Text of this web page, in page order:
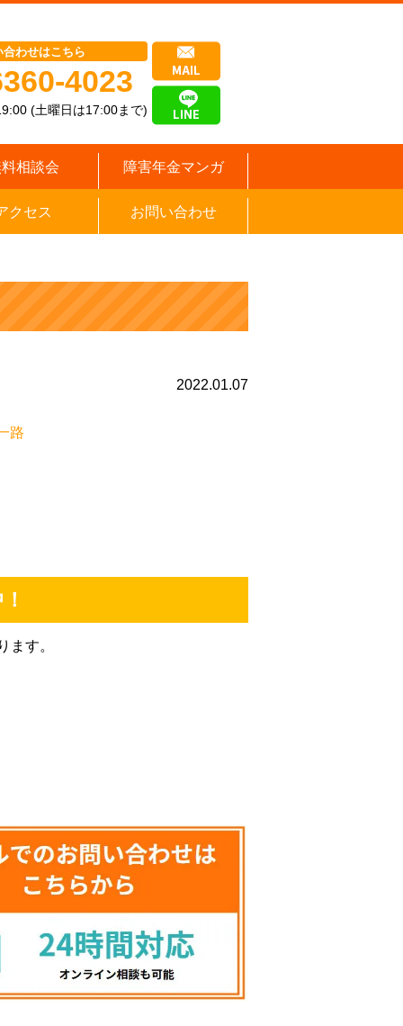
合わせはこちら
4023
(土曜日は17:00まで)
相談会 障害年金マンガ
クセス お問い合わせ
給
に
。
思
新
2022.01.07
路
ます。